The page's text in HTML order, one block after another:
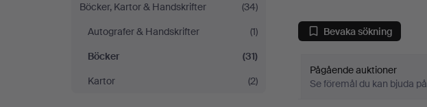
Ekenbergs
Auktioner
Böcker, Kartor & Handskrifter
(34)
Autografer & Handskrifter
(1)
Böcker
(31)
Kartor
(2)
Bevaka sökning
Pågående auktioner
Se föremål du kan bjuda på